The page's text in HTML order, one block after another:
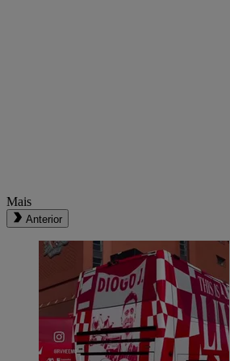
Mais
Anterior